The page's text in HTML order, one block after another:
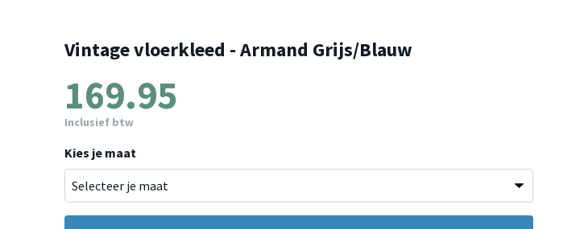
Vintage vloerkleed - Armand Grijs/Blauw
169.95
Inclusief btw
Kies je maat